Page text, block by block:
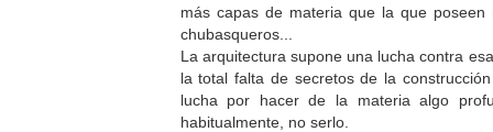
más capas de materia que la que poseen
chubasqueros...
La arquitectura supone una lucha contra
la total falta de secretos de la
lucha por hacer de la materia algo
habitualmente, no serlo.